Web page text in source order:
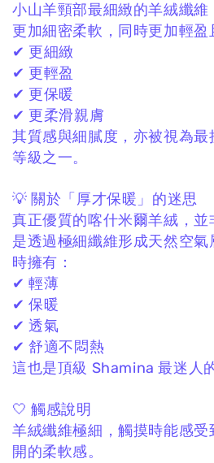
小山羊頸部最細緻的羊絨纖維
更加細密柔軟， 同時更加輕盈
✔ 更細緻
✔ 更輕盈
✔ 更保暖
✔ 更柔滑親膚
其質感與細膩度， 亦被視為最
等級之一。
💡 關於「厚才保暖」的迷思
真正優質的喀什米爾羊絨， 並
是透過極細纖維形成天然空氣
時擁有：
✔ 輕薄
✔ 保暖
✔ 透氣
✔ 舒適不悶熱
這也是頂級 Shamina 最迷人
🤍 觸感說明
羊絨纖維極細，觸摸時能感受
開的柔軟感。